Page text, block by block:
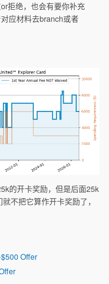
拒绝，也会有要你补充
应材料去branch或者
的开卡奖励，但是后面25k
不把它算作开卡奖励了，
Offer